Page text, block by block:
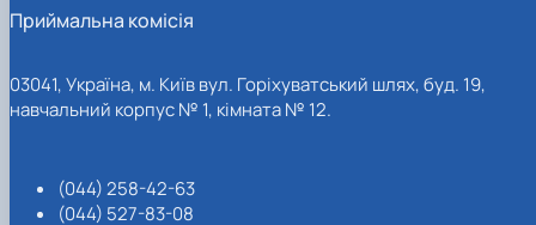
Приймальна комісія
03041, Україна, м. Київ вул. Горіхуватський шлях, буд. 19,
навчальний корпус № 1, кімната № 12.
(044) 258-42-63
(044) 527-83-08